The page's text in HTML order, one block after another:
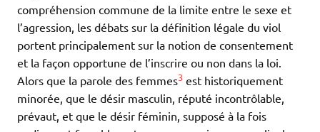
compréhension commune de la limite entre le sexe et
l’agression, les débats sur la définition légale du viol
portent principalement sur la notion de consentement
et la façon opportune de l’inscrire ou non dans la loi.
Alors que la parole des femmes3 est historiquement
minorée, que le désir masculin, réputé incontrôlable,
prévaut, et que le désir féminin, supposé à la fois